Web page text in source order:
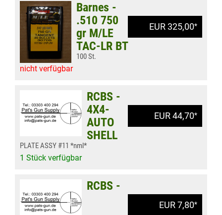
EUR 325,00*
Barnes -
.510 750
gr M/LE
TAC-LR BT
100 St.
nicht verfügbar
EUR 44,70*
RCBS -
4X4-
AUTO
SHELL
PLATE ASSY #11 *nml*
1 Stück verfügbar
EUR 7,80*
RCBS -